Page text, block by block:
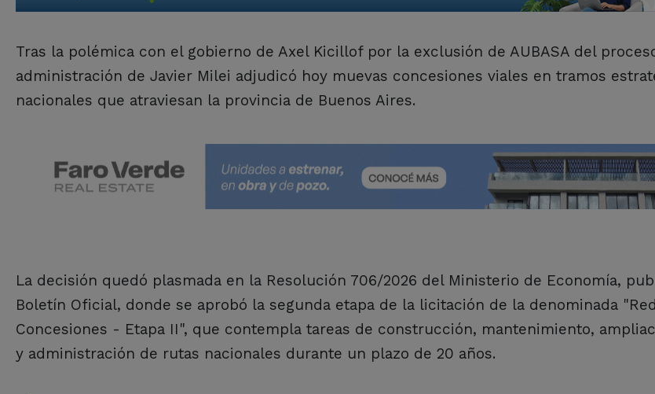
Tras la polémica con el gobierno de Axel Kicillof por la exclusión de AUBASA del
administración de Javier Milei adjudicó hoy muevas concesiones viales en tramos
nacionales que atraviesan la provincia de Buenos Aires.
La decisión quedó plasmada en la Resolución 706/2026 del Ministerio de Economía,
Boletín Oficial, donde se aprobó la segunda etapa de la licitación de la denominada
Concesiones - Etapa II", que contempla tareas de construcción, mantenimiento,
y administración de rutas nacionales durante un plazo de 20 años.